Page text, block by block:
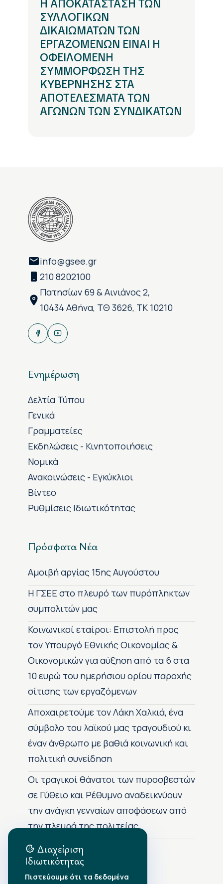
Η ΑΠΟΚΑΤΑΣΤΑΣΗ ΤΩΝ
ΣΥΛΛΟΓΙΚΩΝ
ΔΙΚΑΙΩΜΑΤΩΝ ΤΩΝ
ΕΡΓΑΖΟΜΕΝΩΝ ΕΙΝΑΙ Η
ΟΦΕΙΛΟΜΕΝΗ
ΣΥΜΜΟΡΦΩΣΗ ΤΗΣ
ΚΥΒΕΡΝΗΣΗΣ ΣΤΑ
ΑΠΟΤΕΛΕΣΜΑΤΑ ΤΩΝ
ΑΓΩΝΩΝ ΤΩΝ ΣΥΝΔΙΚΑΤΩΝ
info@gsee.gr
210 8202100
Πατησίων 69 & Αινιάνος 2,
10434 Αθήνα, ΤΘ 3626, ΤΚ 10210
Ενημέρωση
Δελτία Τύπου
Γενικά
Γραμματείες
Εκδηλώσεις - Κινητοποιήσεις
Νομικά
Ανακοινώσεις - Εγκύκλιοι
Βίντεο
Ρυθμίσεις Ιδιωτικότητας
Πρόσφατα Νέα
Αμοιβή αργίας 15ης Αυγούστου
H ΓΣΕΕ στο πλευρό των πυρόπληκτων
συμπολιτών μας
Κοινωνικοί εταίροι: Επιστολή προς
τον Υπουργό Εθνικής Οικονομίας &
Οικονομικών για αύξηση από τα 6 στα
10 ευρώ του ημερήσιου ορίου παροχής
σίτισης των εργαζόμενων
Αποχαιρετούμε τον Λάκη Χαλκιά, ένα
σύμβολο του λαϊκού μας τραγουδιού κι
έναν άνθρωπο με βαθιά κοινωνική και
πολιτική συνείδηση
Οι τραγικοί θάνατοι των πυροσβεστών
σε Γύθειο και Ρέθυμνο αναδεικνύουν
την ανάγκη γενναίων αποφάσεων από
την πλευρά της πολιτείας
Αρχείο Δημοσιεύσεων
Διαχείριση
Ιδιωτικότητας
Πιστεύουμε ότι τα δεδομένα